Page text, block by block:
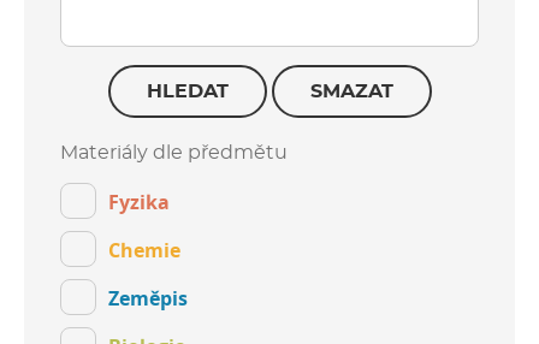
HLEDAT SMAZAT
Materiály dle předmětu
Fyzika
Chemie
Zeměpis